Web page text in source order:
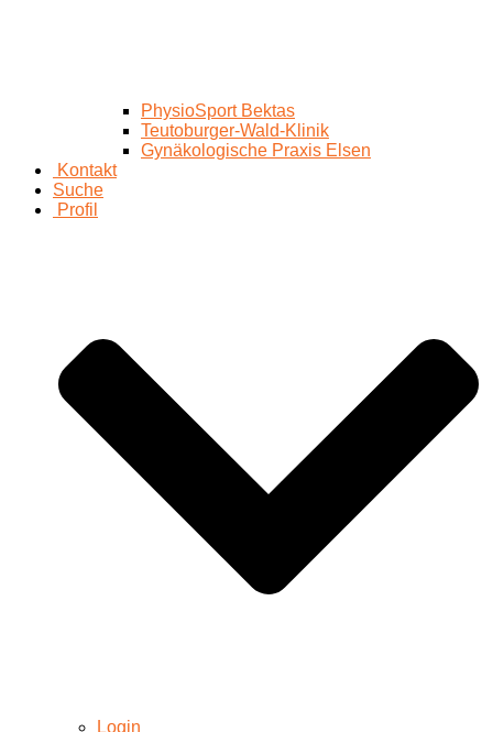
PhysioSport Bektas
Teutoburger-Wald-Klinik
Gynäkologische Praxis Elsen
Kontakt
Suche
Profil
Login